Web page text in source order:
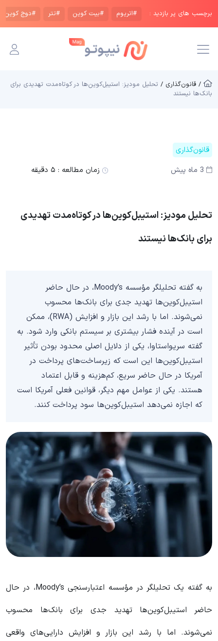
برچسب های پر بازدید : #اتریوم #بیت کوین #تتر #دوج کوین
/ قانون‌گذاری / تحلیل مودیز: استیبل‌کوین‌ها در کوتاه‌مدت تهدیدی برای
بانک‌ها نیستند
قانون‌گذاری
3 ماه پیش
زمان مطالعه : ۵ دقیقه
تحلیل مودیز: استیبل‌کوین‌ها در کوتاه‌مدت تهدیدی
برای بانک‌ها نیستند
به گفته تحلیلگر مؤسسه Moody’s، در حال حاضر
استیبل‌کوین‌ها تهدید جدی برای بانک‌ها محسوب
نمی‌شوند. اما با رشد این بازار و افزایش (RWA)، ممکن
است در آینده فشار بیشتری بر سیستم بانکی وارد شود. به
گفته سریواستاوا، یکی از دلایل اصلی محدود بودن تأثیر
استیبل‌کوین‌ها این است که زیرساخت‌های پرداخت در
آمریکا در حال حاضر سریع، کم‌هزینه و قابل اعتماد
هستند. یکی از عوامل مهم دیگر، قوانین فعلی آمریکا است
که اجازه نمی‌دهد استیبل‌کوین‌ها سود پرداخت کنند.
به گفته یک تحلیلگر در مؤسسه اعتبارسنجی Moody’s، در حال
حاضر استیبل‌کوین‌ها تهدید جدی برای بانک‌ها محسوب
نمی‌شوند. اما با رشد این بازار و افزایش دارایی‌های واقعی